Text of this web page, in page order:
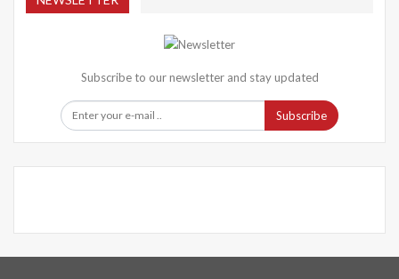
Subscribe to our newsletter and stay updated
Subscribe